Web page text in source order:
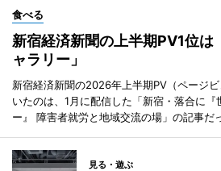
食べる
新宿経済新聞の上半期PV1位は
ャラリー」
新宿経済新聞の2026年上半期PV（ページ
いたのは、1月に配信した「新宿・落合に『
ー』 障害者就労と地域交流の場」の記事だ
見る・遊ぶ